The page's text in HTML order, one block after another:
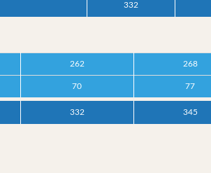
332
262 268
70 77
332 345